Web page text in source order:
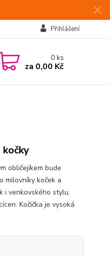
Přihlášení
0ks
za 0,00 Kč
kočky
obličejíkem bude
milovníky koček a
i venkovského stylu.
Kočička je vysoká